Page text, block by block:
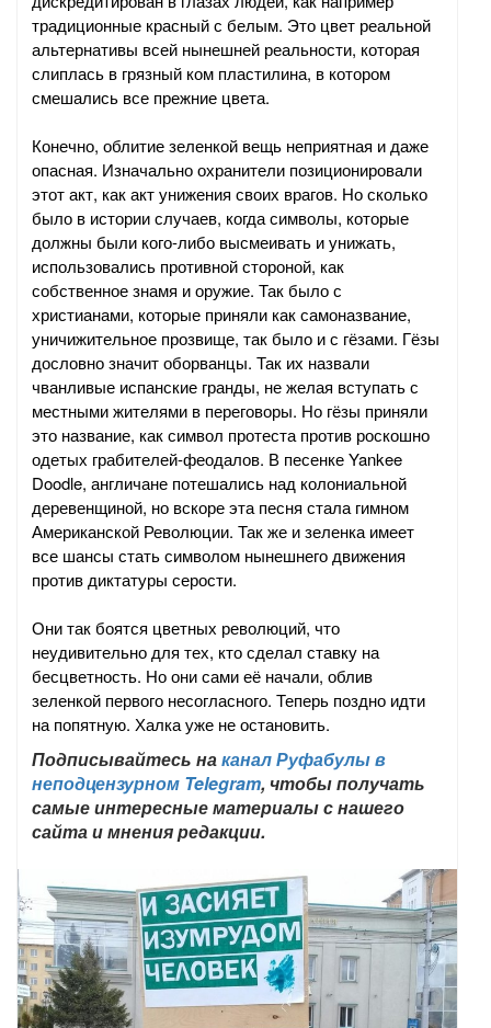
традиционные красный с белым. Это цвет реальной
альтернативы всей нынешней реальности, которая
слиплась в грязный ком пластилина, в котором
смешались все прежние цвета.
Конечно, облитие зеленкой вещь неприятная и даже
опасная. Изначально охранители позиционировали
этот акт, как акт унижения своих врагов. Но сколько
было в истории случаев, когда символы, которые
должны были кого-либо высмеивать и унижать,
использовались противной стороной, как
собственное знамя и оружие. Так было с
христианами, которые приняли как самоназвание,
уничижительное прозвище, так было и с гёзами. Гёзы
дословно значит оборванцы. Так их назвали
чванливые испанские гранды, не желая вступать с
местными жителями в переговоры. Но гёзы приняли
это название, как символ протеста против роскошно
одетых грабителей-феодалов. В песенке Yankee
Doodle, англичане потешались над колониальной
деревенщиной, но вскоре эта песня стала гимном
Американской Революции. Так же и зеленка имеет
все шансы стать символом нынешнего движения
против диктатуры серости.
Они так боятся цветных революций, что
неудивительно для тех, кто сделал ставку на
бесцветность. Но они сами её начали, облив
зеленкой первого несогласного. Теперь поздно идти
на попятную. Халка уже не остановить.
Подписывайтесь наканал Руфабулы в
неподцензурном Telegram, чтобы получать
самые интересные материалы с нашего
сайта и мнения редакции.